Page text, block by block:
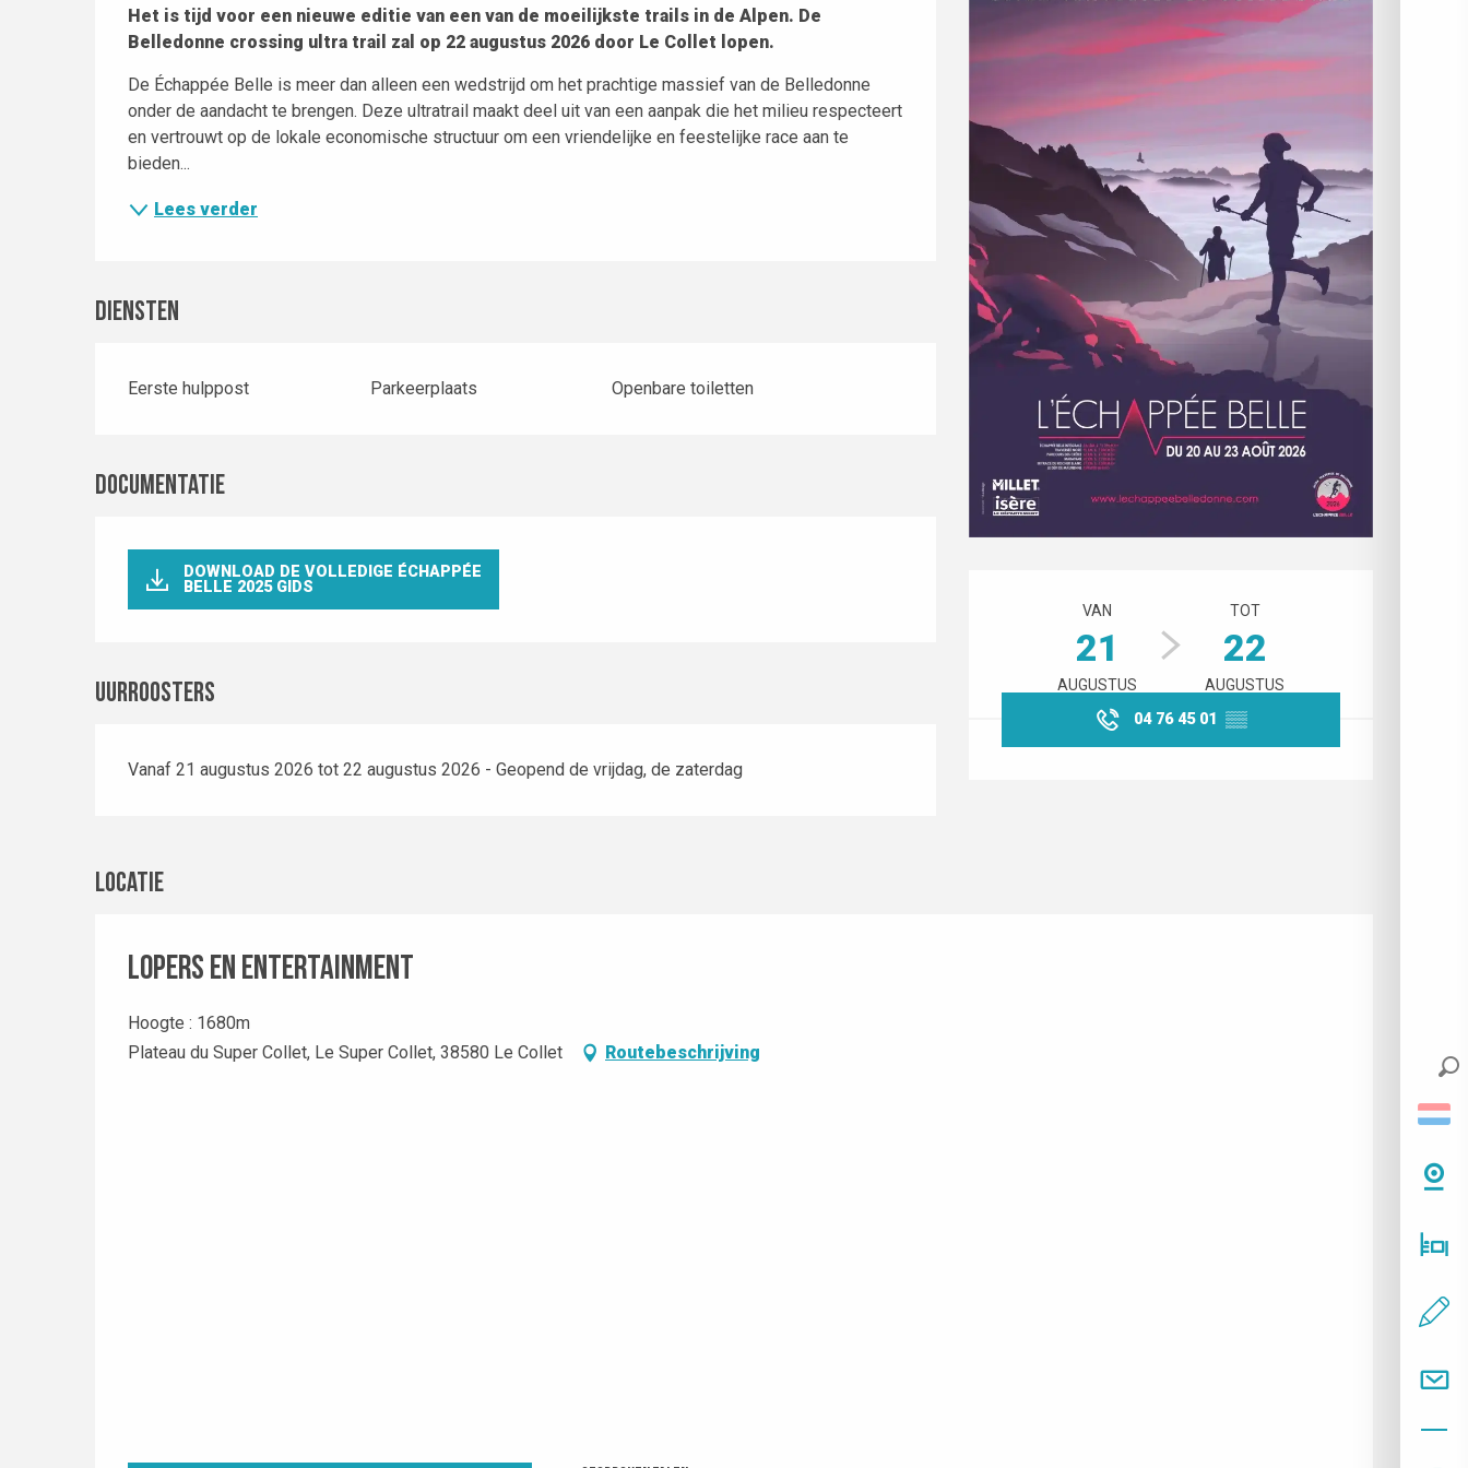
Openingstijden en
VAN
21
AUGUSTUS
TOT
22
AUGUSTUS
04 76 45 01 ▒▒
Het is tijd voor een nieuwe editie van een van de moeilijkste trails in de Alpen. De
Belledonne crossing ultra trail zal op 22 augustus 2026 door Le Collet lopen.
De Échappée Belle is meer dan alleen een wedstrijd om het prachtige massief van de Belledonne
onder de aandacht te brengen. Deze ultratrail maakt deel uit van een aanpak die het milieu respecteert
en vertrouwt op de lokale economische structuur om een vriendelijke en feestelijke race aan te
bieden...
Lees verder
Diensten
Eerste hulppost Parkeerplaats Openbare toiletten
Documentatie
DOWNLOAD DE VOLLEDIGE ÉCHAPPÉE
BELLE 2025 GIDS
Uurroosters
Vanaf 21 augustus 2026 tot 22 augustus 2026 - Geopend de vrijdag, de zaterdag
Locatie
Lopers en entertainment
Hoogte : 1680m
Plateau du Super Collet, Le Super Collet, 38580 Le Collet
Routebeschrijving